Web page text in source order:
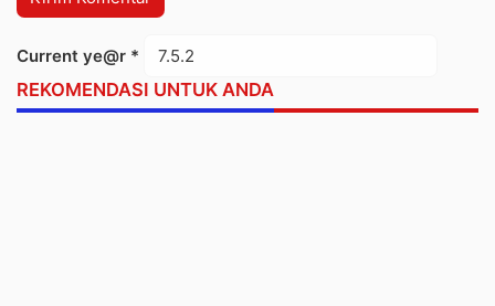
Current ye@r *
REKOMENDASI UNTUK ANDA